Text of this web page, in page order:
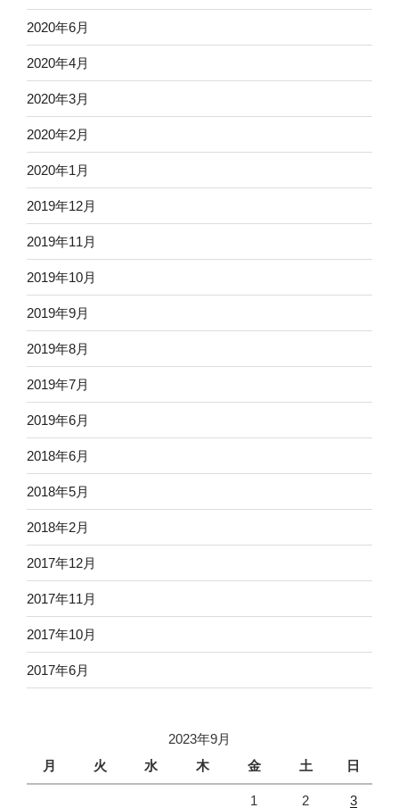
2020年6月
2020年4月
2020年3月
2020年2月
2020年1月
2019年12月
2019年11月
2019年10月
2019年9月
2019年8月
2019年7月
2019年6月
2018年6月
2018年5月
2018年2月
2017年12月
2017年11月
2017年10月
2017年6月
2023年9月
月
火 水 木 金 土 日
1 2 3